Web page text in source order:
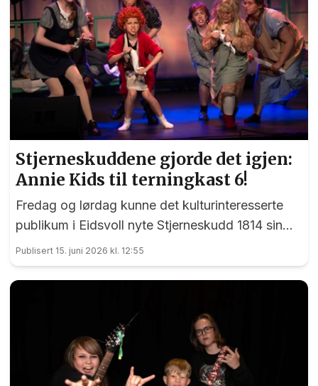
Stjerneskuddene gjorde det igjen:
Annie Kids til terningkast 6!
Fredag og lørdag kunne det kulturinteresserte
publikum i Eidsvoll nyte Stjerneskudd 1814 sin
femte forestilling på tre år. Denne gangen var det
«Annie Kids» som stor på plakaten, og i
tittelrollen imponerte 10 år gamle Martine
Publisert 15. juni 2026 kl. 12:55